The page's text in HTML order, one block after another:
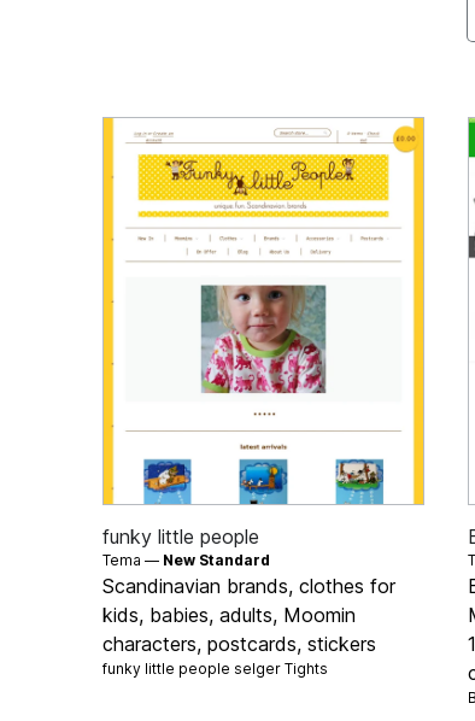
funky little people
Tema — New Standard
Scandinavian brands, clothes for
kids, babies, adults, Moomin
characters, postcards, stickers
funky little people selgerTights